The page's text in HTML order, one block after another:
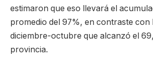
estimaron que eso llevará el
promedio del 97%, en contraste con
diciembre-octubre que alcanzó el
provincia.